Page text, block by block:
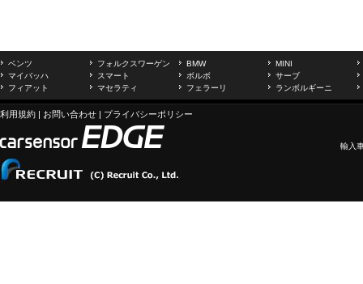
ベンツ フォルクスワーゲン BMW
MINI
マイバッハ
スマート ボルボ
サーブ
フィアット
マセラティ フェラーリ ランボルギーニ
利用規約 | お問い合わせ | プライバシーポリシー
輸入